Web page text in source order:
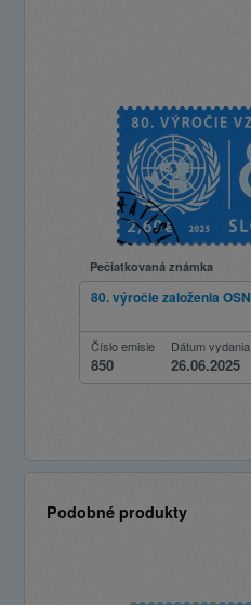
Pečiatkovaná známka
80. výročie založenia OSN
Číslo emisie
850
Dátum vydania
26.06.2025
Podobné produkty